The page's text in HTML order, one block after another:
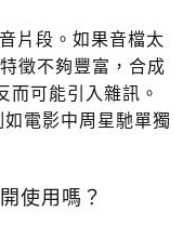
片段。如果音檔太
徵不夠豐富，合成
可能引入雜訊。
電影中周星馳單獨
使用嗎？